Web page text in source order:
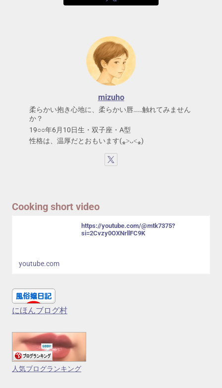
mizuho
柔らかい抱き心地に、柔らかい唇……触れてみません
か？
19○○年6月10日生・双子座・A型
性格は、温厚だとおもいます(⁎˃ᴗ˂⁎)
Cooking short video
https://youtube.com/@mtk7375?
si=2Cvzy0OXNrllFC9K
youtube.com
にほんブログ村
人気ブログランキング